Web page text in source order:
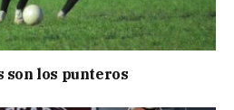
son los punteros